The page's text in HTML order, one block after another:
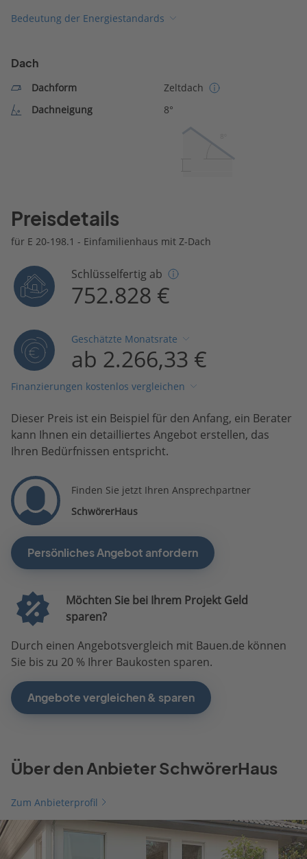
Bedeutung der Energiestandards
Dach
Dachform
Zeltdach
Dachneigung
8°
Preisdetails
für E 20-198.1 - Einfamilienhaus mit Z-Dach
Schlüsselfertig ab
752.828 €
Geschätzte Monatsrate
ab 2.266,33 €
Finanzierungen kostenlos vergleichen
Dieser Preis ist ein Beispiel für den Anfang, ein Berater
kann Ihnen ein detailliertes Angebot erstellen, das
Ihren Bedürfnissen entspricht.
Finden Sie jetzt Ihren Ansprechpartner
SchwörerHaus
Persönliches Angebot anfordern
Möchten Sie bei Ihrem Projekt Geld
sparen?
Durch einen Angebotsvergleich mit Bauen.de können
Sie bis zu 20 % Ihrer Baukosten sparen.
Angebote vergleichen & sparen
Über den Anbieter SchwörerHaus
Zum Anbieterprofil